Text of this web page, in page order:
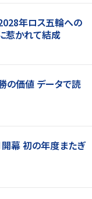
年ロス五輪への
惹かれて結成
の価値 データで読
開幕 初の年度またぎ